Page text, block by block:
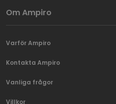
Om Ampiro
Varför Ampiro
Kontakta Ampiro
Vanliga frågor
Villkor